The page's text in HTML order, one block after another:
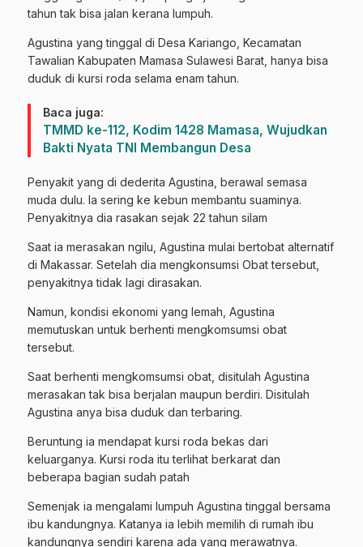
tahun tak bisa jalan kerana lumpuh.
Agustina yang tinggal di Desa Kariango, Kecamatan
Tawalian Kabupaten Mamasa Sulawesi Barat, hanya bisa
duduk di kursi roda selama enam tahun.
Baca juga:
TMMD ke-112, Kodim 1428 Mamasa, Wujudkan
Bakti Nyata TNI Membangun Desa
Penyakit yang di dederita Agustina, berawal semasa
muda dulu. Ia sering ke kebun membantu suaminya.
Penyakitnya dia rasakan sejak 22 tahun silam
Saat ia merasakan ngilu, Agustina mulai bertobat alternatif
di Makassar. Setelah dia mengkonsumsi Obat tersebut,
penyakitnya tidak lagi dirasakan.
Namun, kondisi ekonomi yang lemah, Agustina
memutuskan untuk berhenti mengkomsumsi obat
tersebut.
Saat berhenti mengkomsumsi obat, disitulah Agustina
merasakan tak bisa berjalan maupun berdiri. Disitulah
Agustina anya bisa duduk dan terbaring.
Beruntung ia mendapat kursi roda bekas dari
keluarganya. Kursi roda itu terlihat berkarat dan
beberapa bagian sudah patah
Semenjak ia mengalami lumpuh Agustina tinggal bersama
ibu kandungnya. Katanya ia lebih memilih di rumah ibu
kandungnya sendiri karena ada yang merawatnya.